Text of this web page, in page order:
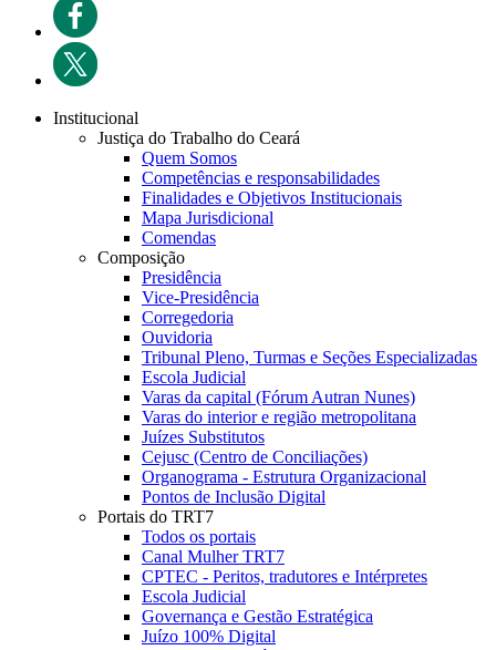
Institucional
Justiça do Trabalho do Ceará
Quem Somos
Competências e responsabilidades
Finalidades e Objetivos Institucionais
Mapa Jurisdicional
Comendas
Composição
Presidência
Vice-Presidência
Corregedoria
Ouvidoria
Tribunal Pleno, Turmas e Seções Especializadas
Escola Judicial
Varas da capital (Fórum Autran Nunes)
Varas do interior e região metropolitana
Juízes Substitutos
Cejusc (Centro de Conciliações)
Organograma - Estrutura Organizacional
Pontos de Inclusão Digital
Portais do TRT7
Todos os portais
Canal Mulher TRT7
CPTEC - Peritos, tradutores e Intérpretes
Escola Judicial
Governança e Gestão Estratégica
Juízo 100% Digital